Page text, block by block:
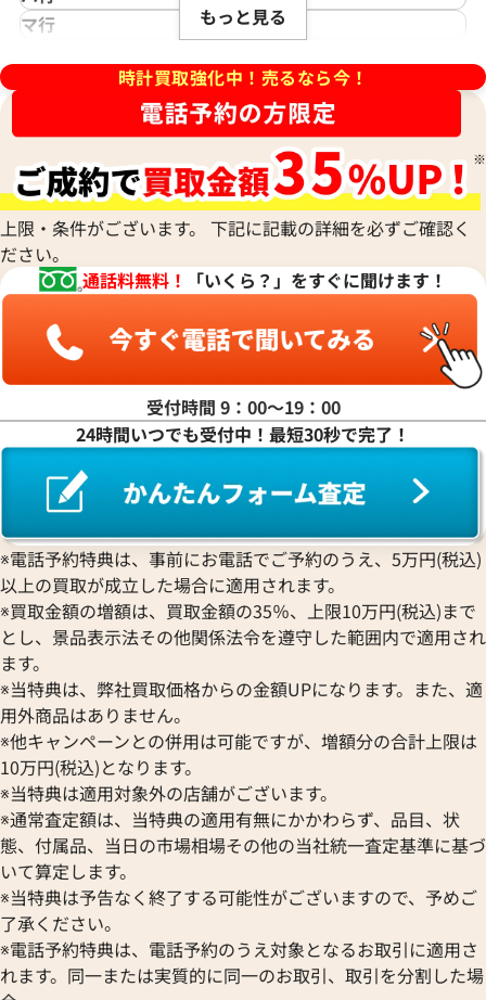
ィノ IW391008
格
9日時点の参考買取価格です
IWC ポートフィノ IW391002
参考買取価格
398,000
※2024年7月9日時点の参考買
イマー オートマティック
格
日時点の参考買取価格です
373,000円
※2024年6月27日時点の参考
ANONIMO
Alain Silberstein
アラン・シルベスタイン
Armand Nicolet
アルマン・ニコレ
WALTHAM
ウォルサム
HUBLOT
ウブロ
ETERNA
エテルナ
EDOX
エドックス
EBERHARD
エベラール
EBEL
エベル
EPOS
Hermes
エルメス
OMEGA
オメガ
ORIENT
オリエント
ORIS
オリス
Audemars Piguet
オーデマ ピゲ
Vacheron Constantin
ヴァシュロン・コンスタンタン
Van Cleef & Arpels
ヴァンクリーフ＆アーペル
Versace
ヴェルサーチ
Wempe
Gaga Milano
ガガミラノ
Quinting
クインティング
Cuervo y Sobrinos
クエルボ・イ・ソブリノス
CVSTOS
クストス
Chronoswiss
クロノスイス
GUCCI
グッチ
Graham
グラハム
グランドセイコー
CORUM
コルム
Concord
コンコルド
シェルマン
CITIZEN
シチズン
Chopard
ショパール
CHAUMET
ショーメ
Jacob & Co.
ジェイコブ
Gerald Genta
ジェラルド・ジェンタ
Jaeger-LeCoultre
ジャケ・ドロー
Girard-Perregaux
ジラール・ペルゴ
Sinn
ジン
STOWA
ストーヴァ
SEIKO
セイコー
CENTURY
センチュリー
ZENITH
ゼニス
Daniel Roth
ダニエル・ロート
TUDOR
チューダー(チュードル)
ティファニー
Dior
ディオール
ノモス グラスヒュッテ
Hamilton
Harry Winston
ハリー・ウィンストン
Patek Philippe
Panerai
パネライ
Parmigiani Fleurier
パルミジャーニ・フルリエ
Piaget
PIERRE KUNZ
ピエール・クンツ
FRANCK MULLER
フランク ミュラー
BOUCHERON
ブシュロン
BREITLING
ブライトリング
Blancpain
ブランパン
BVLGARI
ブルガリ
Breguet
ブレゲ
BULOVA
ブローバ
Bell & Ross
ベル＆ロス
BAUME＆MERCIER
ボーム＆メルシエ
BALL Watch
ボール ウォッチ
マ行
MAURICE LACROIX
モーリス・ラクロア
RALPH LAUREN
ラルフ ローレン
リシャール・ミル
Louis Vuitton
ルイ・ヴィトン
Luminox
ルミノックス
Ressence
ROGER DUBUIS
ロジェ・デュブイ
ROLEX
ロレックス
LONGINES
ロンジン
もっと見る
時計買取強化中！売るなら今！
上限・条件がございます。 下記に記載の詳細を必ずご確認く
ださい。
通話料無料！
「いくら？」をすぐに聞けます！
受付時間 9：00〜19：00
24時間いつでも受付中！最短30秒で完了！
※電話予約特典は、事前にお電話でご予約のうえ、5万円(税込)
以上の買取が成立した場合に適用されます。
※買取金額の増額は、買取金額の35％、上限10万円(税込)まで
とし、景品表示法その他関係法令を遵守した範囲内で適用され
ます。
※当特典は、弊社買取価格からの金額UPになります。また、適
用外商品はありません。
※他キャンペーンとの併用は可能ですが、増額分の合計上限は
10万円(税込)となります。
※当特典は適用対象外の店舗がございます。
※通常査定額は、当特典の適用有無にかかわらず、品目、状
態、付属品、当日の市場相場その他の当社統一査定基準に基づ
いて算定します。
※当特典は予告なく終了する可能性がございますので、予めご
了承ください。
※電話予約特典は、電話予約のうえ対象となるお取引に適用さ
れます。同一または実質的に同一のお取引、取引を分割した場